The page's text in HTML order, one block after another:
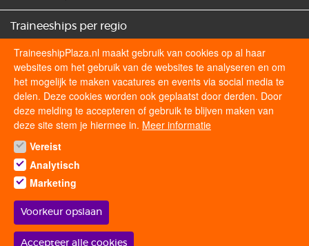
Traineeships per regio
Traineeships categorieën
Sollicitatietips
© 2026 traineeshipplaza.nl | Alle rechten voorbehouden.
TraineeshipPlaza.nl maakt gebruik van cookies op al haar
websites om het gebruik van de websites te analyseren en om
het mogelijk te maken vacatures en events via social media te
delen. Deze cookies worden ook geplaatst door derden. Door
deze melding te accepteren of gebruik te blijven maken van
deze site stem je hiermee in. Meer informatie
Vereist
Analytisch
Marketing
Voorkeur opslaan
Accepteer alle cookies
Withdraw